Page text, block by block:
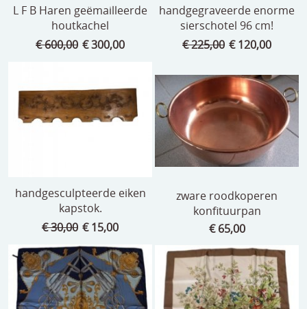
ets/tekening/litho/gravure
glaswerk
speelgoed
tapijten
geschenkcheques
L F B Haren geëmailleerde
houtkachel
€ 600,00 € 300,00
handgegraveerde enorme
sierschotel 96 cm!
€ 225,00 € 120,00
handgesculpteerde eiken
kapstok.
€ 30,00 € 15,00
zware roodkoperen
konfituurpan
€ 65,00